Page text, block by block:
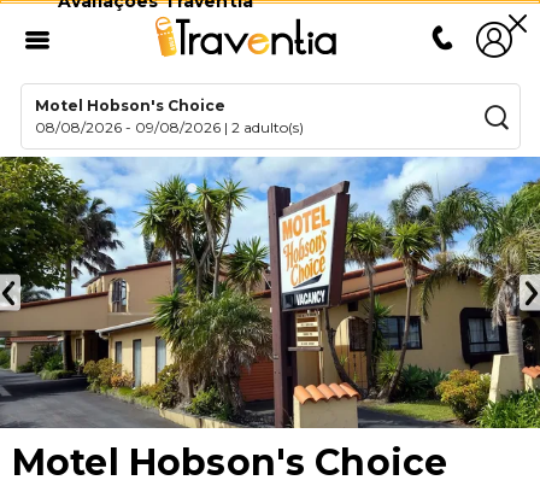
Motel Hobson's Choice
08/08/2026 - 09/08/2026 |2 adulto(s)
Motel Hobson's Choice